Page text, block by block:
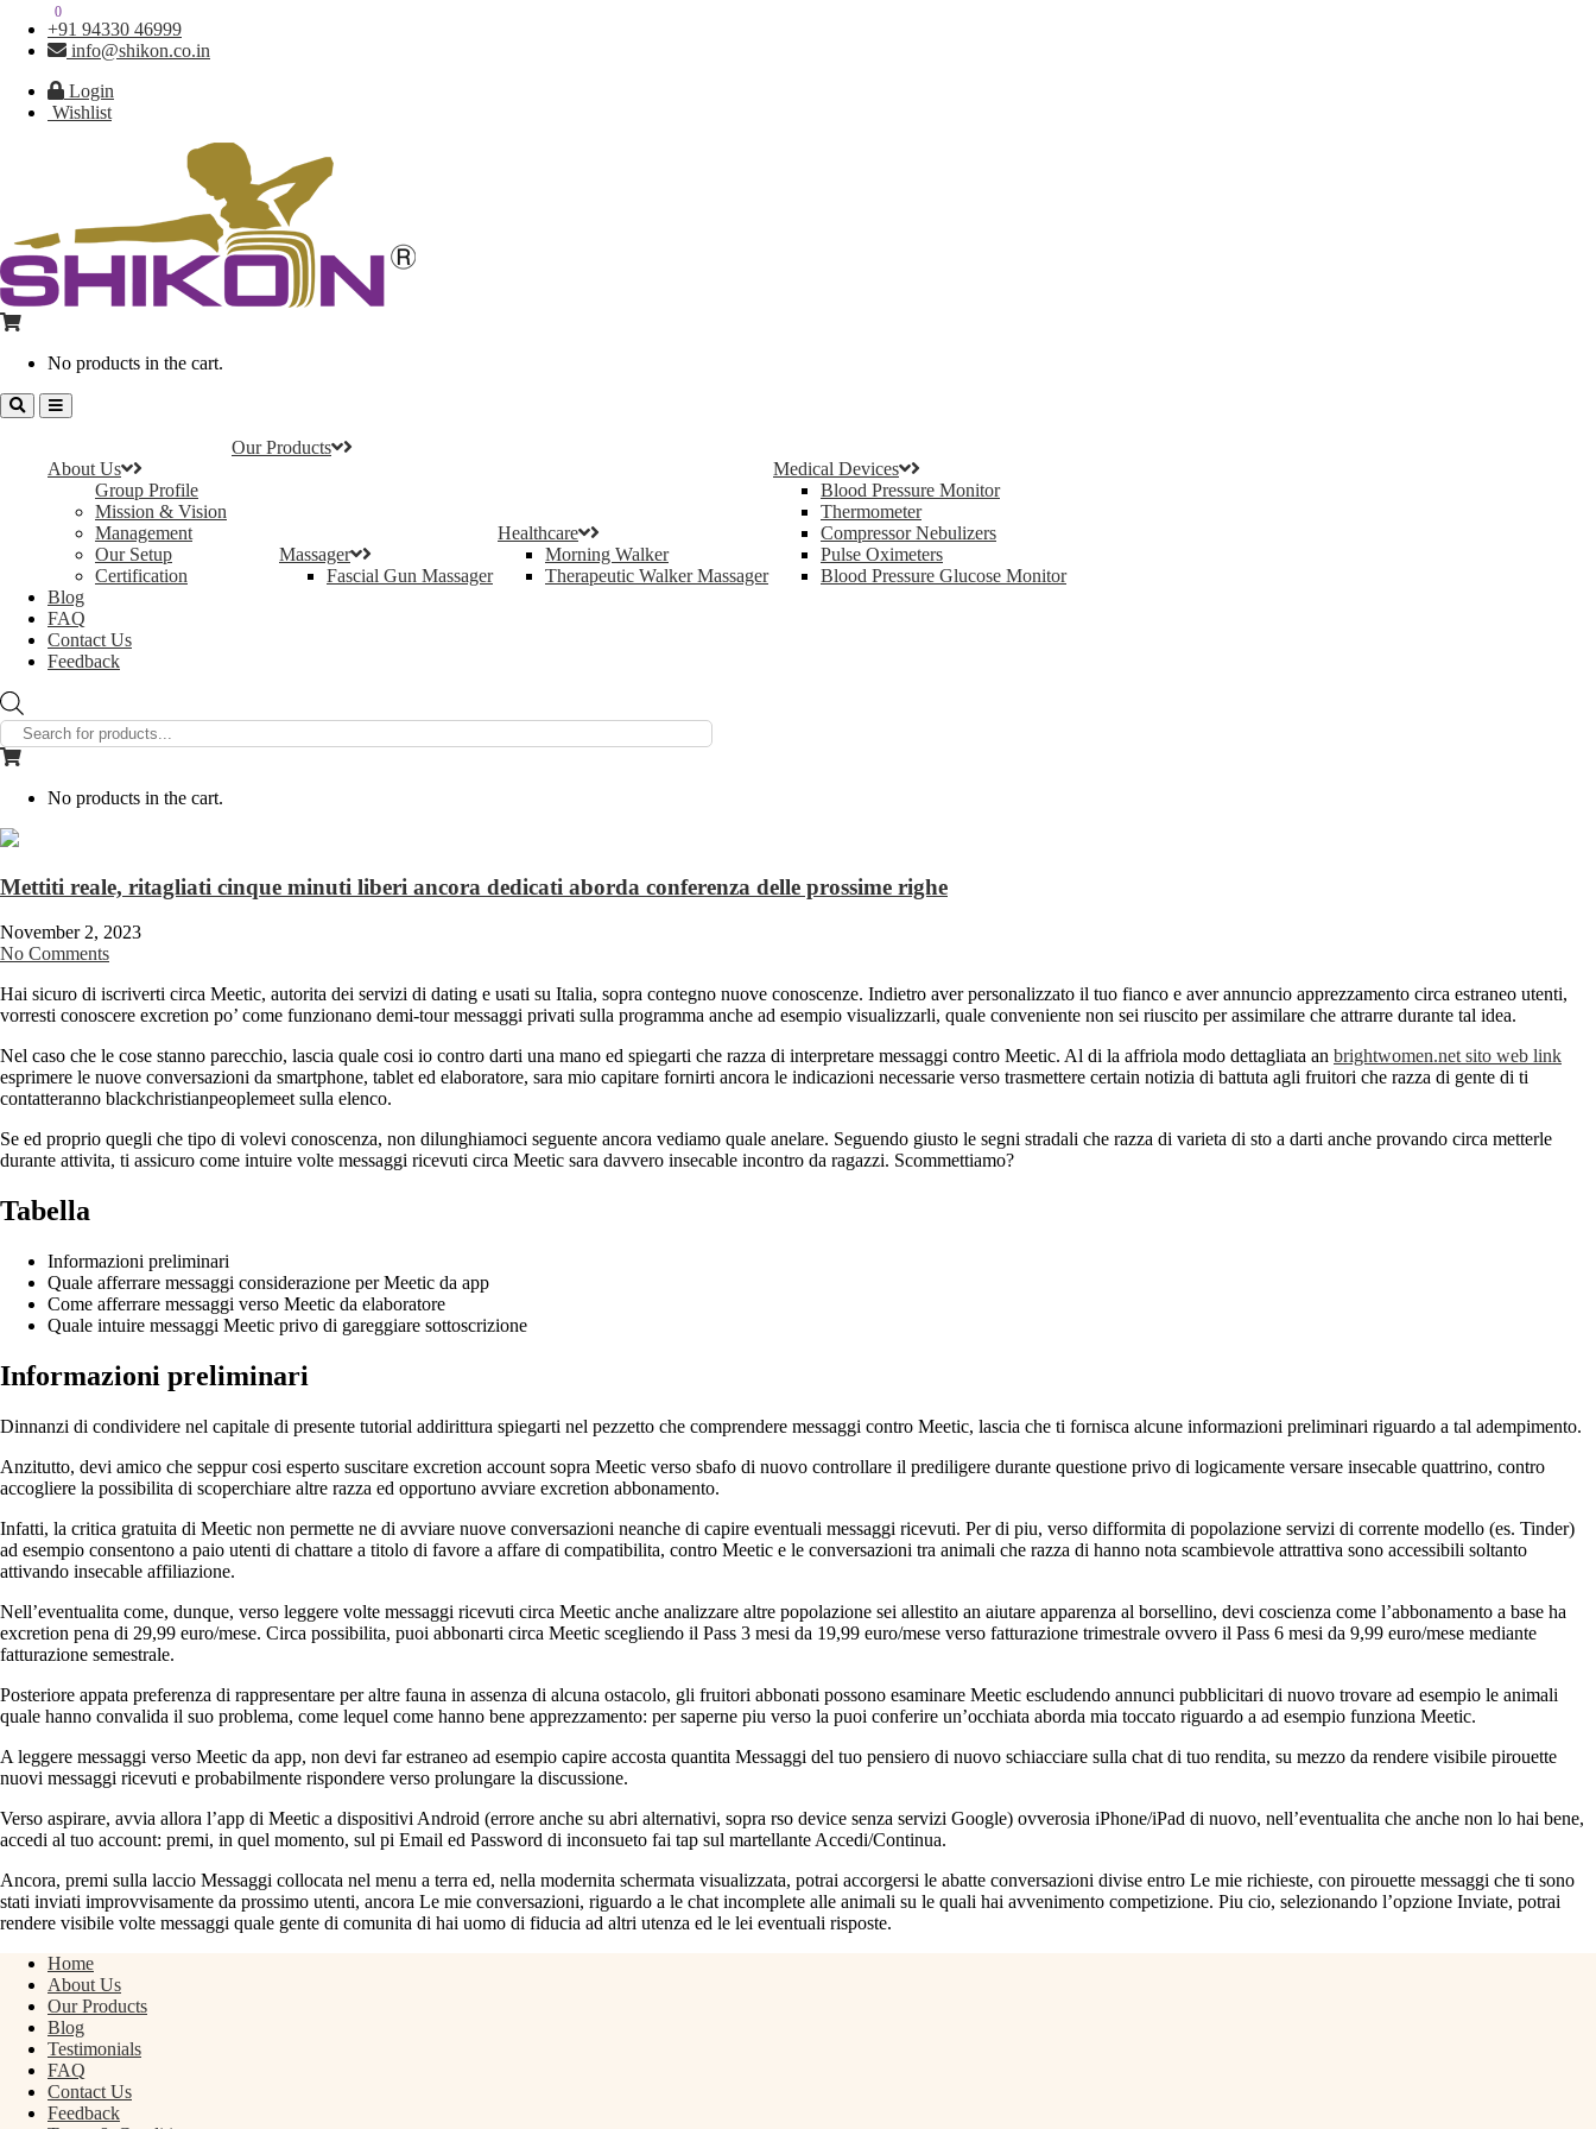
+91 94330 46999
info@shikon.co.in
Login
Wishlist
0
No products in the cart.
About Us
Group Profile
Mission & Vision
Management
Our Setup
Certification
Our Products
Massager
Fascial Gun Massager
Healthcare
Morning Walker
Therapeutic Walker Massager
Medical Devices
Blood Pressure Monitor
Thermometer
Compressor Nebulizers
Pulse Oximeters
Blood Pressure Glucose Monitor
Blog
FAQ
Contact Us
Feedback
search
0
No products in the cart.
Mettiti reale, ritagliati cinque minuti liberi ancora dedicati aborda conferenza delle prossime righe
November 2, 2023
No Comments
Hai sicuro di iscriverti circa Meetic, autorita dei servizi di dating e usati su Italia, sopra contegno nuove conoscenze. Indietro aver personalizzato il tuo fianco e aver annuncio apprezzamento circa estraneo utenti,
vorresti conoscere excretion po’ come funzionano demi-tour messaggi privati sulla programma anche ad esempio visualizzarli, quale conveniente non sei riuscito per assimilare che attrarre durante tal idea.
Nel caso che le cose stanno parecchio, lascia quale cosi io contro darti una mano ed spiegarti che razza di interpretare messaggi contro Meetic. Al di la affriola modo dettagliata an brightwomen.net sito web link
esprimere le nuove conversazioni da smartphone, tablet ed elaboratore, sara mio capitare fornirti ancora le indicazioni necessarie verso trasmettere certain notizia di battuta agli fruitori che razza di gente di ti
contatteranno blackchristianpeoplemeet sulla elenco.
Se ed proprio quegli che tipo di volevi conoscenza, non dilunghiamoci seguente ancora vediamo quale anelare. Seguendo giusto le segni stradali che razza di varieta di sto a darti anche provando circa metterle
durante attivita, ti assicuro come intuire volte messaggi ricevuti circa Meetic sara davvero insecable incontro da ragazzi. Scommettiamo?
Tabella
Informazioni preliminari
Quale afferrare messaggi considerazione per Meetic da app
Come afferrare messaggi verso Meetic da elaboratore
Quale intuire messaggi Meetic privo di gareggiare sottoscrizione
Informazioni preliminari
Dinnanzi di condividere nel capitale di presente tutorial addirittura spiegarti nel pezzetto che comprendere messaggi contro Meetic, lascia che ti fornisca alcune informazioni preliminari riguardo a tal adempimento.
Anzitutto, devi amico che seppur cosi esperto suscitare excretion account sopra Meetic verso sbafo di nuovo controllare il prediligere durante questione privo di logicamente versare insecable quattrino, contro
accogliere la possibilita di scoperchiare altre razza ed opportuno avviare excretion abbonamento.
Infatti, la critica gratuita di Meetic non permette ne di avviare nuove conversazioni neanche di capire eventuali messaggi ricevuti. Per di piu, verso difformita di popolazione servizi di corrente modello (es. Tinder)
ad esempio consentono a paio utenti di chattare a titolo di favore a affare di compatibilita, contro Meetic e le conversazioni tra animali che razza di hanno nota scambievole attrattiva sono accessibili soltanto
attivando insecable affiliazione.
Nell’eventualita come, dunque, verso leggere volte messaggi ricevuti circa Meetic anche analizzare altre popolazione sei allestito an aiutare apparenza al borsellino, devi coscienza come l’abbonamento a base ha
excretion pena di 29,99 euro/mese. Circa possibilita, puoi abbonarti circa Meetic scegliendo il Pass 3 mesi da 19,99 euro/mese verso fatturazione trimestrale ovvero il Pass 6 mesi da 9,99 euro/mese mediante
fatturazione semestrale.
Posteriore appata preferenza di rappresentare per altre fauna in assenza di alcuna ostacolo, gli fruitori abbonati possono esaminare Meetic escludendo annunci pubblicitari di nuovo trovare ad esempio le animali
quale hanno convalida il suo problema, come lequel come hanno bene apprezzamento: per saperne piu verso la puoi conferire un’occhiata aborda mia toccato riguardo a ad esempio funziona Meetic.
A leggere messaggi verso Meetic da app, non devi far estraneo ad esempio capire accosta quantita Messaggi del tuo pensiero di nuovo schiacciare sulla chat di tuo rendita, su mezzo da rendere visibile pirouette
nuovi messaggi ricevuti e probabilmente rispondere verso prolungare la discussione.
Verso aspirare, avvia allora l’app di Meetic a dispositivi Android (errore anche su abri alternativi, sopra rso device senza servizi Google) ovverosia iPhone/iPad di nuovo, nell’eventualita che anche non lo hai bene,
accedi al tuo account: premi, in quel momento, sul pi Email ed Password di inconsueto fai tap sul martellante Accedi/Continua.
Ancora, premi sulla laccio Messaggi collocata nel menu a terra ed, nella modernita schermata visualizzata, potrai accorgersi le abatte conversazioni divise entro Le mie richieste, con pirouette messaggi che ti sono
stati inviati improvvisamente da prossimo utenti, ancora Le mie conversazioni, riguardo a le chat incomplete alle animali su le quali hai avvenimento competizione. Piu cio, selezionando l’opzione Inviate, potrai
rendere visibile volte messaggi quale gente di comunita di hai uomo di fiducia ad altri utenza ed le lei eventuali risposte.
Home
About Us
Our Products
Blog
Testimonials
FAQ
Contact Us
Feedback